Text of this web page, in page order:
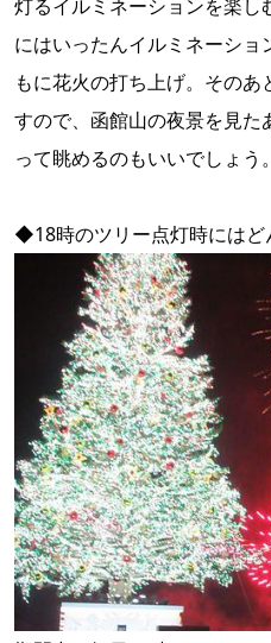
灯るイルミネーションを楽
にはいったんイルミネーショ
もに花火の打ち上げ。その
すので、函館山の夜景を見
って眺めるのもいいでしょう。
◆18時のツリー点灯時にはど